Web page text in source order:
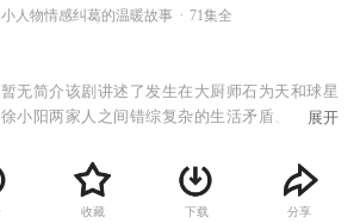
小人物情感纠葛的温暖故事 71集全
暂无简介该剧讲述了发生在大厨师石为天和球星
徐小阳两家人之间错综复杂的生活矛盾、情感纠
形形色色的人物则穿插其间，为观众延续着这个
讲不完的幸福故事。
展开
收藏 下载 分享